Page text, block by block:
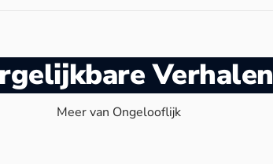
Verhalen
Meer van Ongelooflijk